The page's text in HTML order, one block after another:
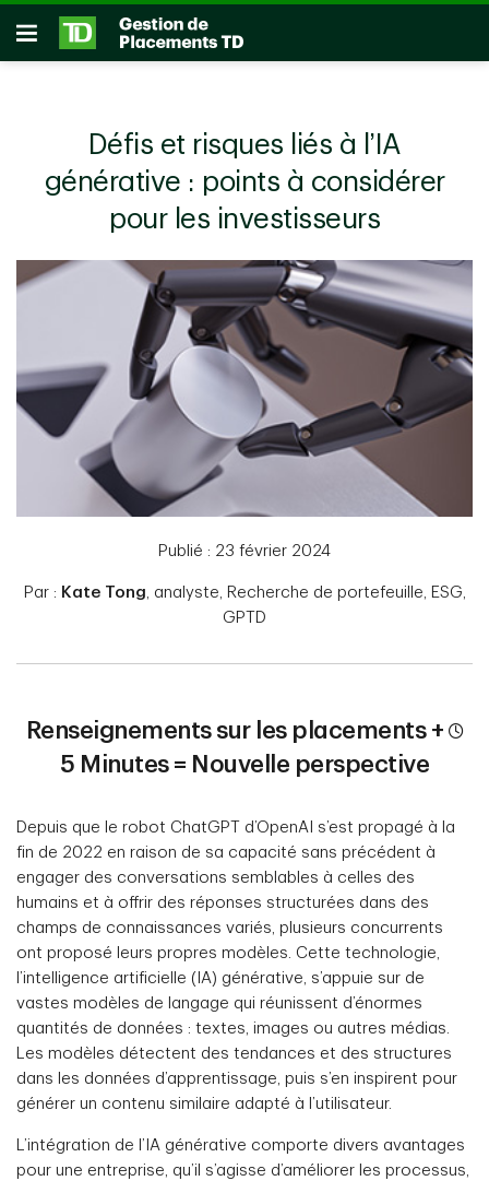
Passer au contenu principal
Ouvrir
Défis et risques liés à l’IA
générative : points à considérer
pour les investisseurs
Publié : 23 février 2024
Par : Kate Tong, analyste, Recherche de portefeuille, ESG,
GPTD
Renseignements sur les placements +
5 Minutes = Nouvelle perspective
Depuis que le robot ChatGPT d’OpenAI s’est propagé à la
fin de 2022 en raison de sa capacité sans précédent à
engager des conversations semblables à celles des
humains et à offrir des réponses structurées dans des
champs de connaissances variés, plusieurs concurrents
ont proposé leurs propres modèles. Cette technologie,
l’intelligence artificielle (IA) générative, s’appuie sur de
vastes modèles de langage qui réunissent d’énormes
quantités de données : textes, images ou autres médias.
Les modèles détectent des tendances et des structures
dans les données d’apprentissage, puis s’en inspirent pour
générer un contenu similaire adapté à l’utilisateur.
L’intégration de l’IA générative comporte divers avantages
pour une entreprise, qu’il s’agisse d’améliorer les processus,